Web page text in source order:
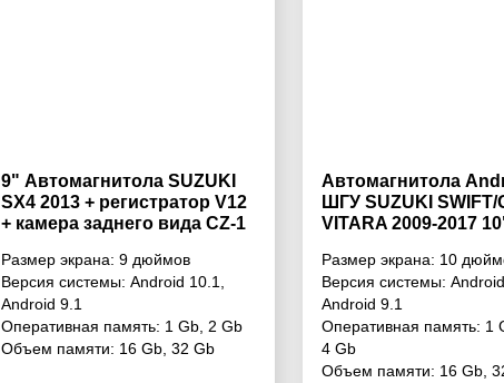
9" Автомагнитола SUZUKI
SX4 2013 + регистратор V12
+ камера заднего вида CZ-1
Размер экрана: 9 дюймов
Версия системы: Android 10.1
Android 9.1
Оперативная память: 1 Gb 2 Gb
Объем памяти: 16 Gb 32 Gb
Автомагнитола
ШГУ SUZUKI SWIFT/
VITARA 2009-2017
Размер экрана: 10
Версия системы:
Android 9.1
Оперативная память: 1
4 Gb
Объем памяти: 16 Gb